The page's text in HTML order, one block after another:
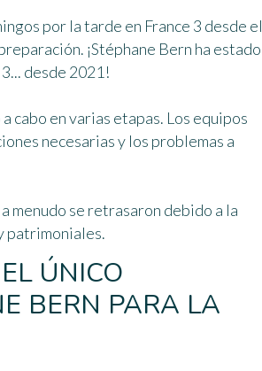
por la tarde en France 3 desde el
¡Stéphane Bern ha estado
desde 2021!
cabo en varias etapas. Los equipos
necesarias y los problemas a
menudo se retrasaron debido a la
patrimoniales.
ÚNICO
BERN PARA LA